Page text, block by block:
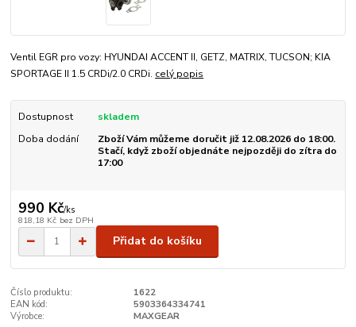
Ventil EGR pro vozy: HYUNDAI ACCENT II, GETZ, MATRIX, TUCSON; KIA
SPORTAGE II 1.5 CRDi/2.0 CRDi. celý popis
Dostupnost
skladem
Doba dodání
Zboží Vám můžeme doručit již 12.08.2026 do 18:00.
Stačí, když zboží objednáte nejpozději do zítra do
17:00
990 Kč/ks
818,18 Kč bez DPH
Přidat do košíku
Číslo produktu:
1622
EAN kód:
5903364334741
Výrobce:
MAXGEAR